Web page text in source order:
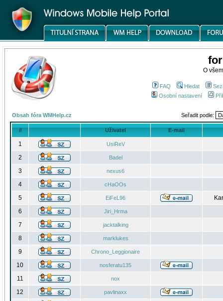
O
FAQ Hledat
Osobní nastavení
Obsah fóra WMHelp.cz Seřadit podle:
# Uživatel E-mail
1 UsiReV
2 Badel
3 nexus6
4 cHaOOs
5 EiFeL96
6
Jiri_Hrma
7 jacktalking
8 marklukes
9 Chrono_Leggionaire
10 nosferatu135
11 nox
12 pavlinaxx